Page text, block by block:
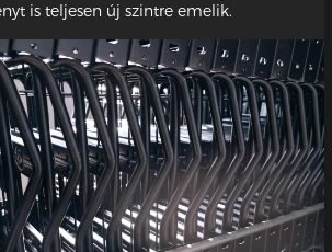
is teljesen új szintre emelik.